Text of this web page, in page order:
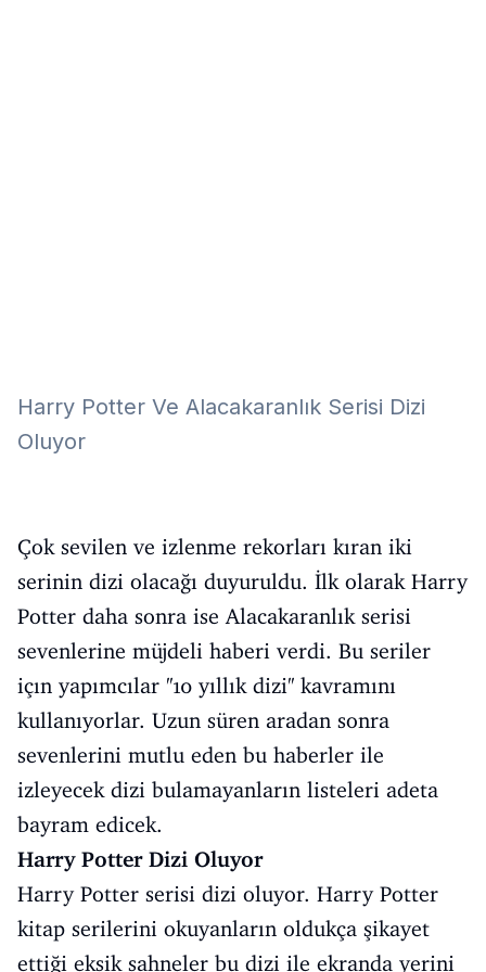
Harry Potter Ve Alacakaranlık Serisi Dizi
Oluyor
Çok sevilen ve izlenme rekorları kıran iki
serinin dizi olacağı duyuruldu. İlk olarak Harry
Potter daha sonra ise Alacakaranlık serisi
sevenlerine müjdeli haberi verdi. Bu seriler
içın yapımcılar ''10 yıllık dizi'' kavramını
kullanıyorlar. Uzun süren aradan sonra
sevenlerini mutlu eden bu haberler ile
izleyecek dizi bulamayanların listeleri adeta
bayram edicek.
Harry Potter Dizi Oluyor
Harry Potter serisi dizi oluyor. Harry Potter
kitap serilerini okuyanların oldukça şikayet
ettiği eksik sahneler bu dizi ile ekranda yerini